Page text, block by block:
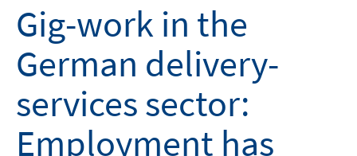
Gig-work in the
German delivery-
services sector:
Employment has